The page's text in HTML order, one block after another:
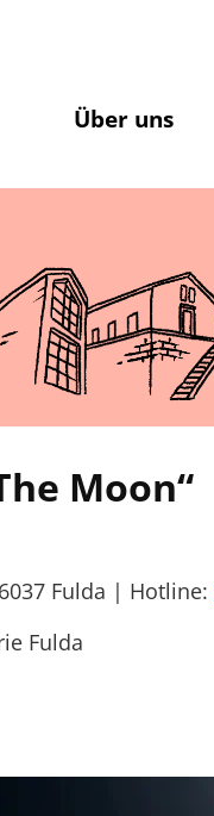
Über uns
Moon“
Fulda | Hotline:
Fulda